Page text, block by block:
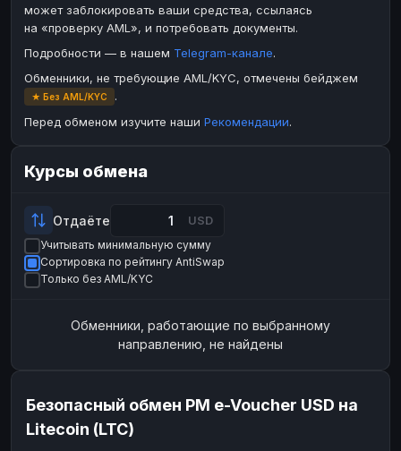
Ripple XRP
Paxum USD
Perfect Money
Payoneer USD
ЮMoney RUB
Paxum
Payoneer
ЮMoney
БАЛАНСЫ КРИПТОБИРЖ
Binance
RUB
ВТБ
СБЕР
может заблокировать ваши средства, ссылаясь
на «проверку AML», и потребовать документы.
Подробности — в нашем Telegram-канале.
Обменники, не требующие AML/KYC, отмечены бейджем
★ Без AML/KYC
.
Перед обменом изучите наши Рекомендации.
Курсы обмена
Отдаёте USD
Учитывать минимальную сумму
Сортировка по рейтингу AntiSwap
Только без AML/KYC
Обменники, работающие по выбранному
направлению, не найдены
Безопасный обмен PM e-Voucher USD на
Litecoin (LTC)